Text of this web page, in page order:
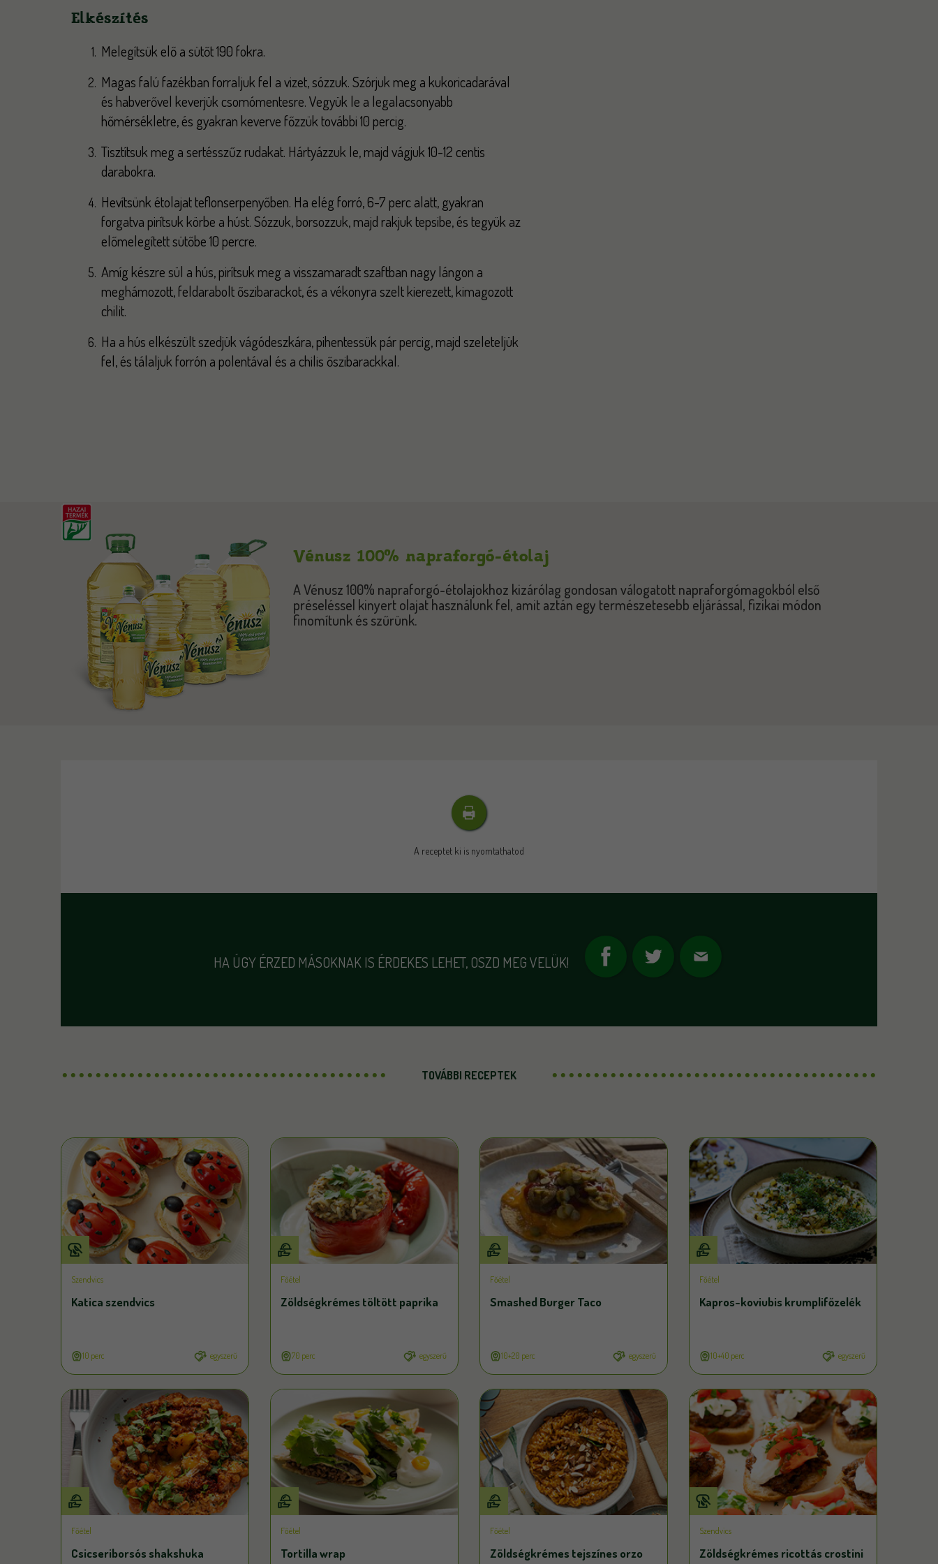
Elkészítés
Melegítsük elő a sütőt 190 fokra.
Magas falú fazékban forraljuk fel a vizet, sózzuk. Szórjuk meg a kukoricadarával
és habverővel keverjük csomómentesre. Vegyük le a legalacsonyabb
hőmérsékletre, és gyakran keverve főzzük további 10 percig.
Tisztítsuk meg a sertésszűz rudakat. Hártyázzuk le, majd vágjuk 10-12 centis
darabokra.
Hevítsünk étolajat teflonserpenyőben. Ha elég forró, 6-7 perc alatt, gyakran
forgatva pirítsuk körbe a húst. Sózzuk, borsozzuk, majd rakjuk tepsibe, és tegyük az
előmelegített sütőbe 10 percre.
Amíg készre sül a hús, pirítsuk meg a visszamaradt szaftban nagy lángon a
meghámozott, feldarabolt őszibarackot, és a vékonyra szelt kierezett, kimagozott
chilit.
Ha a hús elkészült szedjük vágódeszkára, pihentessük pár percig, majd szeleteljük
fel, és tálaljuk forrón a polentával és a chilis őszibarackkal.
Vénusz 100% napraforgó-étolaj
A Vénusz 100% napraforgó-étolajokhoz kizárólag gondosan válogatott napraforgómagokból első
préseléssel kinyert olajat használunk fel, amit aztán egy természetesebb eljárással, fizikai módon
finomítunk és szűrünk.
A receptet ki is nyomtathatod
HA ÚGY ÉRZED MÁSOKNAK IS ÉRDEKES LEHET, OSZD MEG VELÜK!
TOVÁBBI RECEPTEK
Szendvics
Katica szendvics
10 perc egyszerű
Főétel
Zöldségkrémes töltött paprika
70 perc egyszerű
Főétel
Smashed Burger Taco
10+20 perc egyszerű
Főétel
Kapros-koviubis krumplifőzelék
10+40 perc egyszerű
Főétel
Csicseriborsós shakshuka
Főétel
Tortilla wrap
Főétel
Zöldségkrémes tejszínes orzo
Szendvics
Zöldségkrémes ricottás crostini